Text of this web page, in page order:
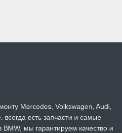
Mercedes, Volkswagen, Audi,
есть запчасти и самые
мы гарантируем качество и